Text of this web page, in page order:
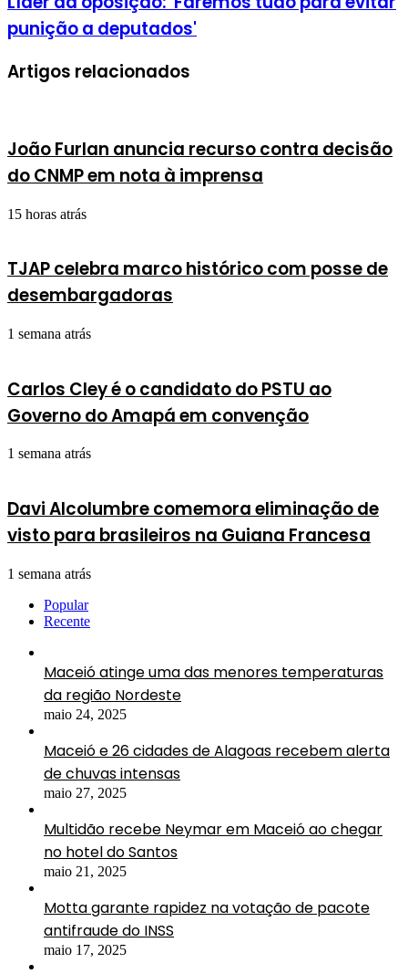
punição a deputados'
Artigos relacionados
João Furlan anuncia recurso contra decisão
do CNMP em nota à imprensa
15 horas atrás
TJAP celebra marco histórico com posse de
desembargadoras
1 semana atrás
Carlos Cley é o candidato do PSTU ao
Governo do Amapá em convenção
1 semana atrás
Davi Alcolumbre comemora eliminação de
visto para brasileiros na Guiana Francesa
1 semana atrás
Popular
Recente
Maceió atinge uma das menores temperaturas
da região Nordeste
maio 24, 2025
Maceió e 26 cidades de Alagoas recebem alerta
de chuvas intensas
maio 27, 2025
Multidão recebe Neymar em Maceió ao chegar
no hotel do Santos
maio 21, 2025
Motta garante rapidez na votação de pacote
antifraude do INSS
maio 17, 2025